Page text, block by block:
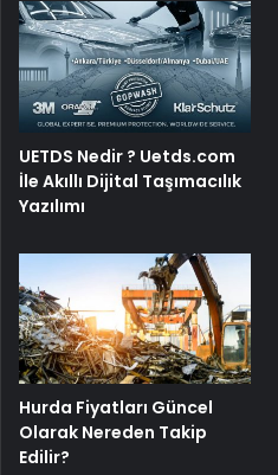
UETDS Nedir ? Uetds.com
İle Akıllı Dijital Taşımacılık
Yazılımı
Hurda Fiyatları Güncel
Olarak Nereden Takip
Edilir?